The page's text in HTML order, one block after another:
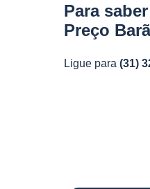
Para
Preço
Ligue para (31)